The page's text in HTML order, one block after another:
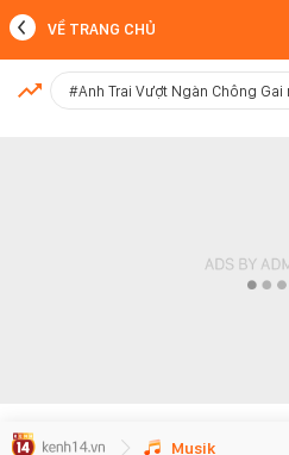
MỚI NHẤT
VỀ TRANG CHỦ
#Anh Trai Vượt Ngàn Chông Gai
Musik